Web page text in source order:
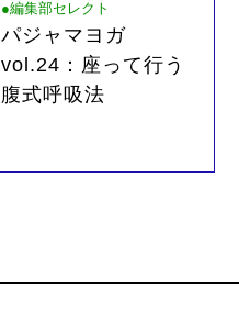
●編集部セレクト
パジャマヨガ
vol.24：座って行う
腹式呼吸法